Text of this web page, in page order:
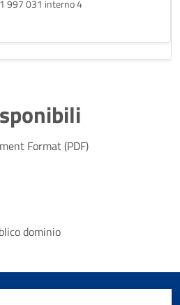
997 031 interno 4
Format (PDF)
dominio